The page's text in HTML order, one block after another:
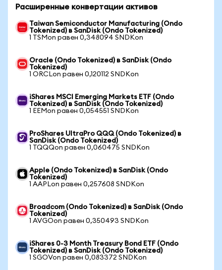
Расширенные конвертации активов
Taiwan Semiconductor Manufacturing (Ondo
Tokenized) в SanDisk (Ondo Tokenized)
1 TSMon равен 0,348094 SNDKon
Oracle (Ondo Tokenized) в SanDisk (Ondo
Tokenized)
1 ORCLon равен 0,120112 SNDKon
iShares MSCI Emerging Markets ETF (Ondo
Tokenized) в SanDisk (Ondo Tokenized)
1 EEMon равен 0,054551 SNDKon
ProShares UltraPro QQQ (Ondo Tokenized) в
SanDisk (Ondo Tokenized)
1 TQQQon равен 0,060475 SNDKon
Apple (Ondo Tokenized) в SanDisk (Ondo
Tokenized)
1 AAPLon равен 0,257608 SNDKon
Broadcom (Ondo Tokenized) в SanDisk (Ondo
Tokenized)
1 AVGOon равен 0,350493 SNDKon
iShares 0-3 Month Treasury Bond ETF (Ondo
Tokenized) в SanDisk (Ondo Tokenized)
1 SGOVon равен 0,083372 SNDKon